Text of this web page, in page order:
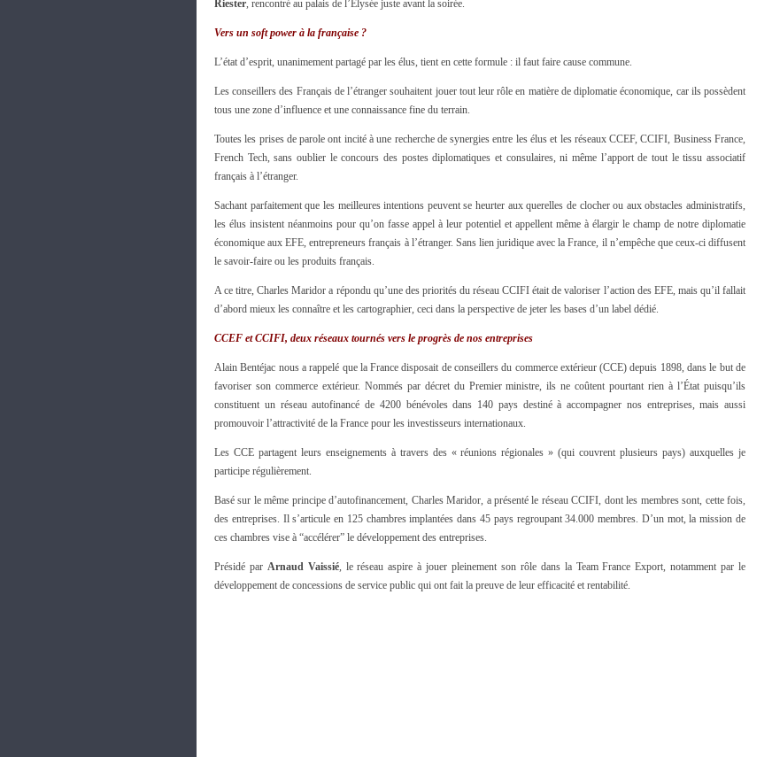
Riester, rencontré au palais de l’Élysée juste avant la soirée.
Vers un soft power à la française ?
L’état d’esprit, unanimement partagé par les élus, tient en cette formule : il faut faire cause commune.
Les conseillers des Français de l’étranger souhaitent jouer tout leur rôle en matière de diplomatie économique, car ils possèdent
tous une zone d’influence et une connaissance fine du terrain.
Toutes les prises de parole ont incité à une recherche de synergies entre les élus et les réseaux CCEF, CCIFI, Business France,
French Tech, sans oublier le concours des postes diplomatiques et consulaires, ni même l’apport de tout le tissu associatif
français à l’étranger.
Sachant parfaitement que les meilleures intentions peuvent se heurter aux querelles de clocher ou aux obstacles administratifs,
les élus insistent néanmoins pour qu’on fasse appel à leur potentiel et appellent même à élargir le champ de notre diplomatie
économique aux EFE, entrepreneurs français à l’étranger. Sans lien juridique avec la France, il n’empêche que ceux-ci diffusent
le savoir-faire ou les produits français.
A ce titre, Charles Maridor a répondu qu’une des priorités du réseau CCIFI était de valoriser l’action des EFE, mais qu’il fallait
d’abord mieux les connaître et les cartographier, ceci dans la perspective de jeter les bases d’un label dédié.
CCEF et CCIFI, deux réseaux tournés vers le progrès de nos entreprises
Alain Bentéjac nous a rappelé que la France disposait de conseillers du commerce extérieur (CCE) depuis 1898, dans le but de
favoriser son commerce extérieur. Nommés par décret du Premier ministre, ils ne coûtent pourtant rien à l’État puisqu’ils
constituent un réseau autofinancé de 4200 bénévoles dans 140 pays destiné à accompagner nos entreprises, mais aussi
promouvoir l’attractivité de la France pour les investisseurs internationaux.
Les CCE partagent leurs enseignements à travers des « réunions régionales » (qui couvrent plusieurs pays) auxquelles je
participe régulièrement.
Basé sur le même principe d’autofinancement, Charles Maridor, a présenté le réseau CCIFI, dont les membres sont, cette fois,
des entreprises. Il s’articule en 125 chambres implantées dans 45 pays regroupant 34.000 membres. D’un mot, la mission de
ces chambres vise à “accélérer” le développement des entreprises.
Présidé par Arnaud Vaissié, le réseau aspire à jouer pleinement son rôle dans la Team France Export, notamment par le
développement de concessions de service public qui ont fait la preuve de leur efficacité et rentabilité.